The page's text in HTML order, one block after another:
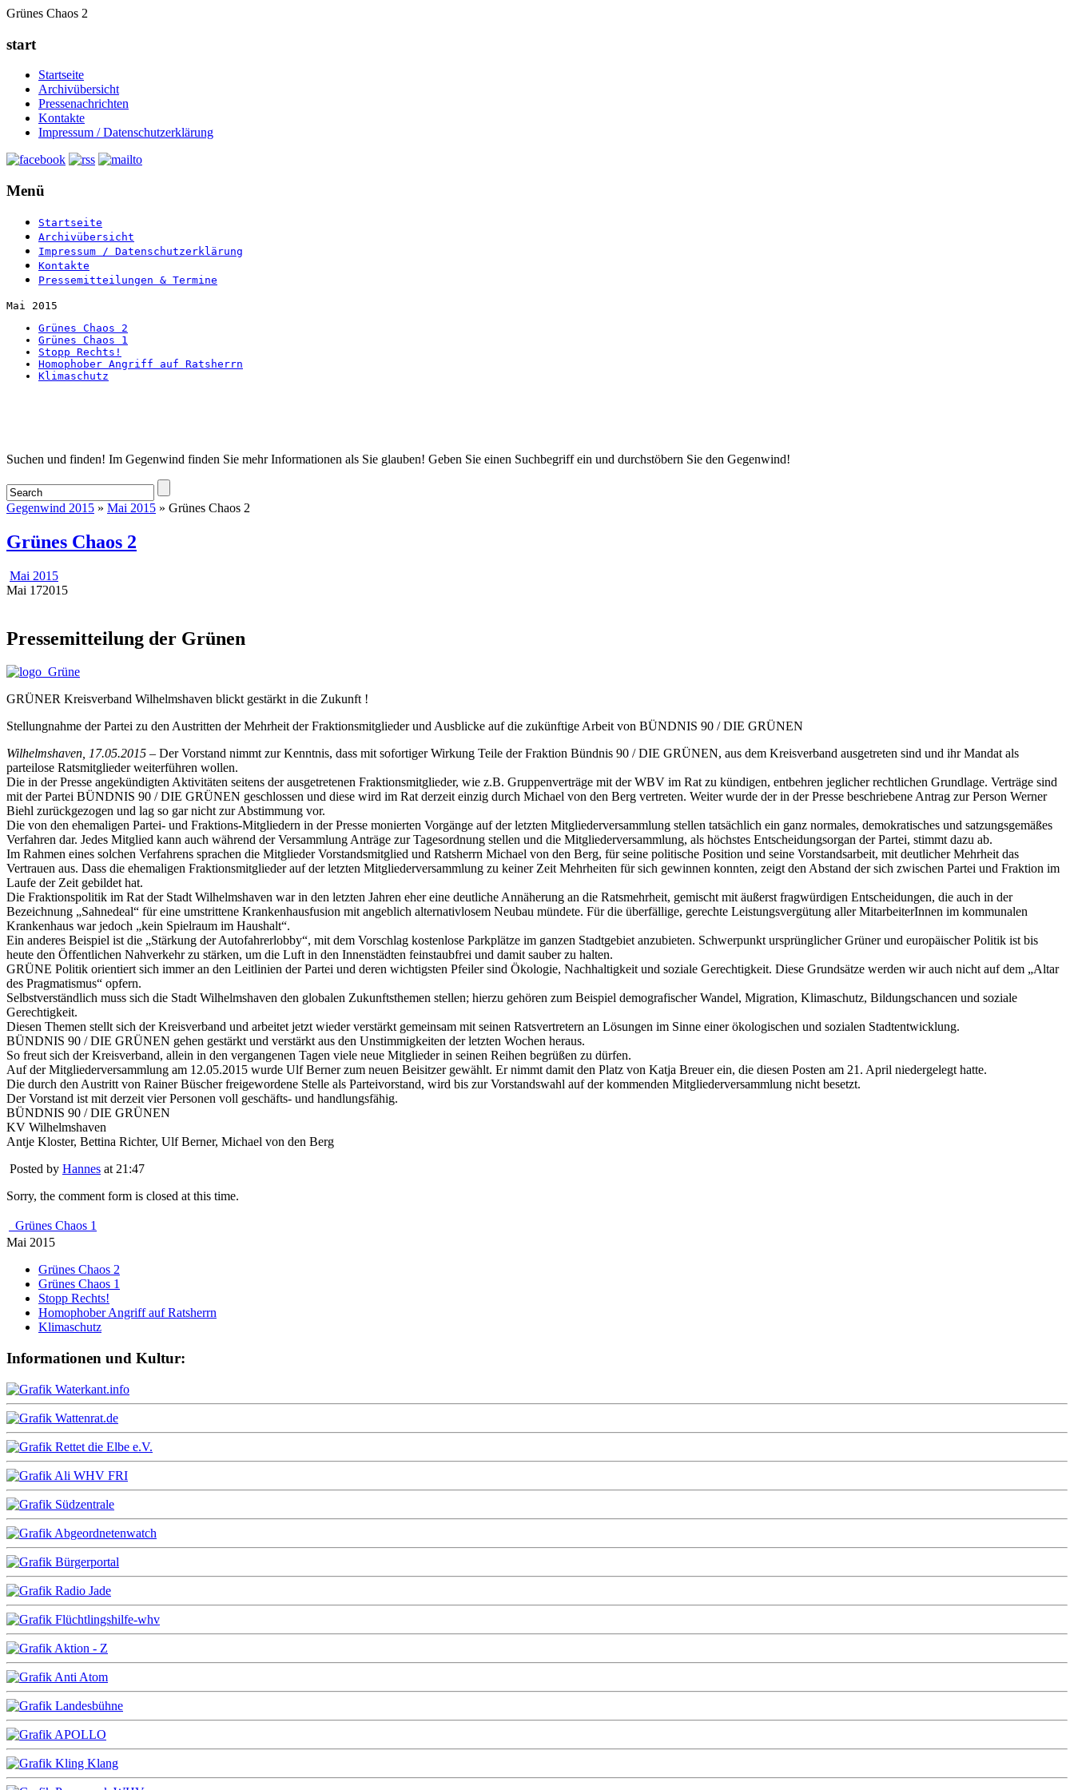
Grünes Chaos 2
start
Startseite
Archivübersicht
Pressenachrichten
Kontakte
Impressum / Datenschutzerklärung
Menü
Startseite
Archivübersicht
Impressum / Datenschutzerklärung
Kontakte
Pressemitteilungen & Termine
Mai 2015
Grünes Chaos 2
Grünes Chaos 1
Stopp Rechts!
Homophober Angriff auf Ratsherrn
Klimaschutz
Startseite
Suchen und finden! Im Gegenwind finden Sie mehr Informationen als Sie glauben! Geben Sie einen Suchbegriff ein und durchstöbern Sie den Gegenwind!
Gegenwind 2015 » Mai 2015 » Grünes Chaos 2
Grünes Chaos 2
Mai 2015
Mai 172015
Pressemitteilung der Grünen
GRÜNER Kreisverband Wilhelmshaven blickt gestärkt in die Zukunft !
Stellungnahme der Partei zu den Austritten der Mehrheit der Fraktionsmitglieder und Ausblicke auf die zukünftige Arbeit von BÜNDNIS 90 / DIE GRÜNEN
Wilhelmshaven, 17.05.2015 – Der Vorstand nimmt zur Kenntnis, dass mit sofortiger Wirkung Teile der Fraktion Bündnis 90 / DIE GRÜNEN, aus dem Kreisverband ausgetreten sind und ihr Mandat als
parteilose Ratsmitglieder weiterführen wollen.
Die in der Presse angekündigten Aktivitäten seitens der ausgetretenen Fraktionsmitglieder, wie z.B. Gruppenverträge mit der WBV im Rat zu kündigen, entbehren jeglicher rechtlichen Grundlage. Verträge sind
mit der Partei BÜNDNIS 90 / DIE GRÜNEN geschlossen und diese wird im Rat derzeit einzig durch Michael von den Berg vertreten. Weiter wurde der in der Presse beschriebene Antrag zur Person Werner
Biehl zurückgezogen und lag so gar nicht zur Abstimmung vor.
Die von den ehemaligen Partei- und Fraktions-Mitgliedern in der Presse monierten Vorgänge auf der letzten Mitgliederversammlung stellen tatsächlich ein ganz normales, demokratisches und satzungsgemäßes
Verfahren dar. Jedes Mitglied kann auch während der Versammlung Anträge zur Tagesordnung stellen und die Mitgliederversammlung, als höchstes Entscheidungsorgan der Partei, stimmt dazu ab.
Im Rahmen eines solchen Verfahrens sprachen die Mitglieder Vorstandsmitglied und Ratsherrn Michael von den Berg, für seine politische Position und seine Vorstandsarbeit, mit deutlicher Mehrheit das
Vertrauen aus. Dass die ehemaligen Fraktionsmitglieder auf der letzten Mitgliederversammlung zu keiner Zeit Mehrheiten für sich gewinnen konnten, zeigt den Abstand der sich zwischen Partei und Fraktion im
Laufe der Zeit gebildet hat.
Die Fraktionspolitik im Rat der Stadt Wilhelmshaven war in den letzten Jahren eher eine deutliche Annäherung an die Ratsmehrheit, gemischt mit äußerst fragwürdigen Entscheidungen, die auch in der
Bezeichnung „Sahnedeal“ für eine umstrittene Krankenhausfusion mit angeblich alternativlosem Neubau mündete. Für die überfällige, gerechte Leistungsvergütung aller MitarbeiterInnen im kommunalen
Krankenhaus war jedoch „kein Spielraum im Haushalt“.
Ein anderes Beispiel ist die „Stärkung der Autofahrerlobby“, mit dem Vorschlag kostenlose Parkplätze im ganzen Stadtgebiet anzubieten. Schwerpunkt ursprünglicher Grüner und europäischer Politik ist bis
heute den Öffentlichen Nahverkehr zu stärken, um die Luft in den Innenstädten feinstaubfrei und damit sauber zu halten.
GRÜNE Politik orientiert sich immer an den Leitlinien der Partei und deren wichtigsten Pfeiler sind Ökologie, Nachhaltigkeit und soziale Gerechtigkeit. Diese Grundsätze werden wir auch nicht auf dem „Altar
des Pragmatismus“ opfern.
Selbstverständlich muss sich die Stadt Wilhelmshaven den globalen Zukunftsthemen stellen; hierzu gehören zum Beispiel demografischer Wandel, Migration, Klimaschutz, Bildungschancen und soziale
Gerechtigkeit.
Diesen Themen stellt sich der Kreisverband und arbeitet jetzt wieder verstärkt gemeinsam mit seinen Ratsvertretern an Lösungen im Sinne einer ökologischen und sozialen Stadtentwicklung.
BÜNDNIS 90 / DIE GRÜNEN gehen gestärkt und verstärkt aus den Unstimmigkeiten der letzten Wochen heraus.
So freut sich der Kreisverband, allein in den vergangenen Tagen viele neue Mitglieder in seinen Reihen begrüßen zu dürfen.
Auf der Mitgliederversammlung am 12.05.2015 wurde Ulf Berner zum neuen Beisitzer gewählt. Er nimmt damit den Platz von Katja Breuer ein, die diesen Posten am 21. April niedergelegt hatte.
Die durch den Austritt von Rainer Büscher freigewordene Stelle als Parteivorstand, wird bis zur Vorstandswahl auf der kommenden Mitgliederversammlung nicht besetzt.
Der Vorstand ist mit derzeit vier Personen voll geschäfts- und handlungsfähig.
BÜNDNIS 90 / DIE GRÜNEN
KV Wilhelmshaven
Antje Kloster, Bettina Richter, Ulf Berner, Michael von den Berg
Posted by Hannes at 21:47
Sorry, the comment form is closed at this time.
Grünes Chaos 1
Mai 2015
Grünes Chaos 2
Grünes Chaos 1
Stopp Rechts!
Homophober Angriff auf Ratsherrn
Klimaschutz
Informationen und Kultur: